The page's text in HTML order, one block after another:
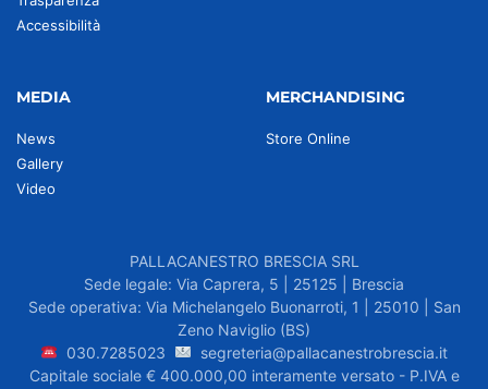
Accessibilità
MEDIA
News
Gallery
Video
MERCHANDISING
Store Online
PALLACANESTRO BRESCIA SRL
Sede legale: Via Caprera, 5 | 25125 | Brescia
Sede operativa: Via Michelangelo Buonarroti, 1 | 25010 | San
Zeno Naviglio (BS)
030.7285023
segreteria@pallacanestrobrescia.it
Capitale sociale € 400.000,00 interamente versato - P.IVA e